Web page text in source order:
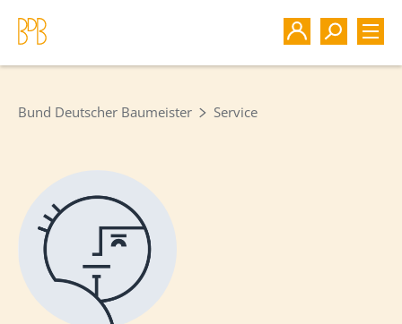
Bund Deutscher Baumeister Service